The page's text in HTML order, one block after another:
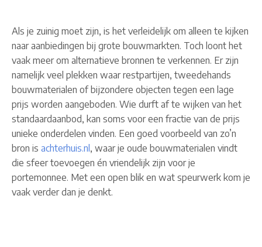
Als je zuinig moet zijn, is het verleidelijk om alleen te kijken
naar aanbiedingen bij grote bouwmarkten. Toch loont het
vaak meer om alternatieve bronnen te verkennen. Er zijn
namelijk veel plekken waar restpartijen, tweedehands
bouwmaterialen of bijzondere objecten tegen een lage
prijs worden aangeboden. Wie durft af te wijken van het
standaardaanbod, kan soms voor een fractie van de prijs
unieke onderdelen vinden. Een goed voorbeeld van zo’n
bron is achterhuis.nl , waar je oude bouwmaterialen vindt
die sfeer toevoegen én vriendelijk zijn voor je
portemonnee. Met een open blik en wat speurwerk kom je
vaak verder dan je denkt.